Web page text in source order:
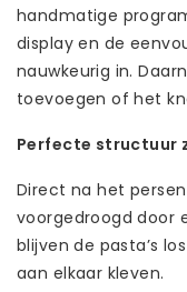
handmatige
display en de
nauwkeurig in.
toevoegen of het
Perfecte structuur
Direct na het
voorgedroogd door
blijven de pasta’s
aan elkaar kleven.